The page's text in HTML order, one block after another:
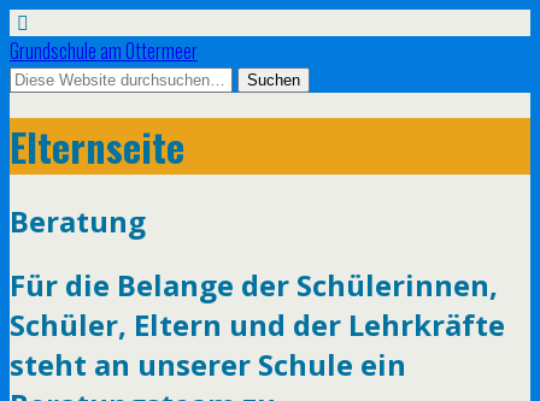
Grundschule am Ottermeer
Elternseite
Beratung
Für die Belange der Schülerinnen,
Schüler, Eltern und der Lehrkräfte
steht an unserer Schule ein